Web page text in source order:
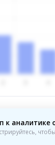
к аналитике